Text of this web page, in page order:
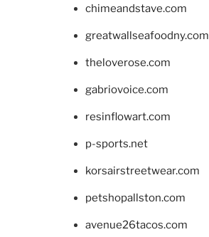
chimeandstave.com
greatwallseafoodny.com
theloverose.com
gabriovoice.com
resinflowart.com
p-sports.net
korsairstreetwear.com
petshopallston.com
avenue26tacos.com